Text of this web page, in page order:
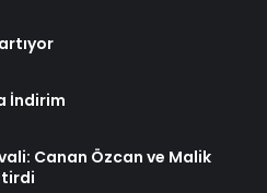
İndirim
Canan Özcan ve Malik